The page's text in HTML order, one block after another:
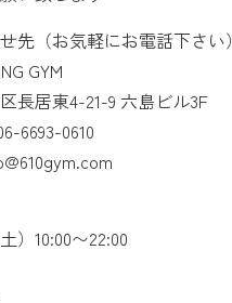
先（お気軽にお電話下さい）
GYM
長居東4-21-9 六島ビル3F
6693-0610
）10:00〜22:00